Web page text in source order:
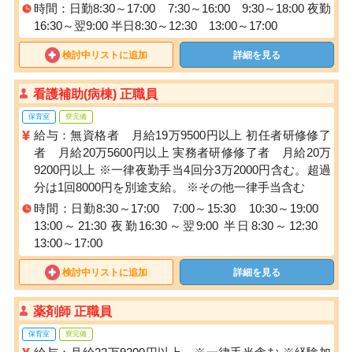
時間：日勤8:30～17:00 7:30～16:00 9:30～18:00 夜勤
16:30～翌9:00 半日8:30～12:30 13:00～17:00
検討中リストに追加 詳細を見る
看護補助(病棟) 正職員
保育室 寮完備
給与：無資格者 月給19万9500円以上 初任者研修修了
者 月給20万5600円以上 実務者研修修了者 月給20万
9200円以上 ※一律夜勤手当4回分3万2000円含む。超過
分は1回8000円を別途支給。 ※その他一律手当含む
時間：日勤8:30～17:00 7:00～15:30 10:30～19:00
13:00～21:30 夜勤16:30～翌9:00 半日8:30～12:30
13:00～17:00
検討中リストに追加 詳細を見る
薬剤師 正職員
保育室 寮完備